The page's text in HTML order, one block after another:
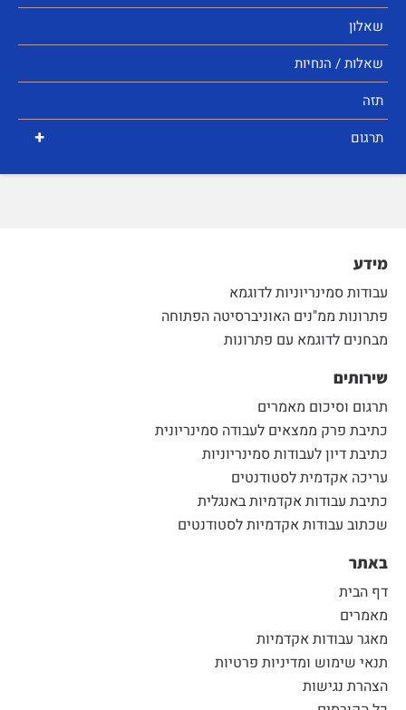
שאלון
שאלות / הנחיות
תזה
+ תרגום
מידע
עבודות סמינריוניות לדוגמא
פתרונות ממ"נים האוניברסיטה הפתוחה
מבחנים לדוגמא עם פתרונות
שירותים
תרגום וסיכום מאמרים
כתיבת פרק ממצאים לעבודה סמינריונית
כתיבת דיון לעבודות סמינריוניות
עריכה אקדמית לסטודנטים
כתיבת עבודות אקדמיות באנגלית
שכתוב עבודות אקדמיות לסטודנטים
באתר
דף הבית
מאמרים
מאגר עבודות אקדמיות
תנאי שימוש ומדיניות פרטיות
הצהרת נגישות